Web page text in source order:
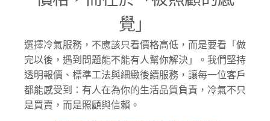
覺」
選擇冷氣服務，不應該只看價格高低，而是要看「做
完以後，遇到問題能不能有人幫你解決」。我們堅持
透明報價、標準工法與細緻後續服務，讓每一位客戶
都能感受到：有人在為你的生活品質負責，冷氣不只
是買賣，而是照顧與信賴。